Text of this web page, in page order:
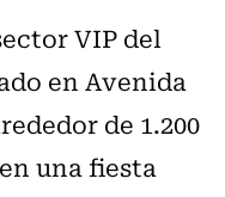
VIP del
en Avenida
de 1.200
una fiesta